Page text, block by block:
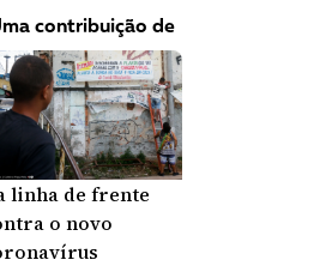
contribuição de
linha de frente
o novo